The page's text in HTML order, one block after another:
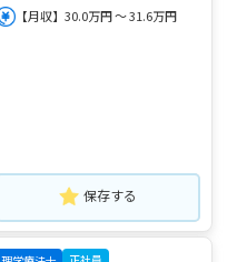
【月収】30.0万円 ～ 31.6万円
保存する